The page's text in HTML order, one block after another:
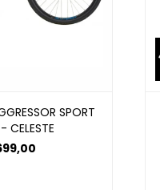
SPORT
CELESTE